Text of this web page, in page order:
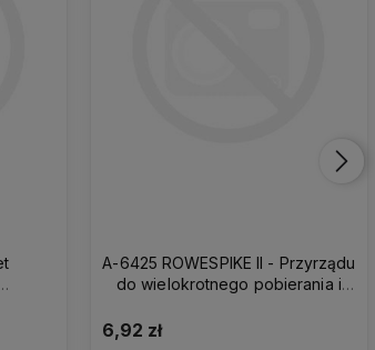
A-6425 ROWESPIKE II - Przyrządu
do wielokrotnego pobierania i
zatrzaskiem obj.wypelniania
6,92 zł